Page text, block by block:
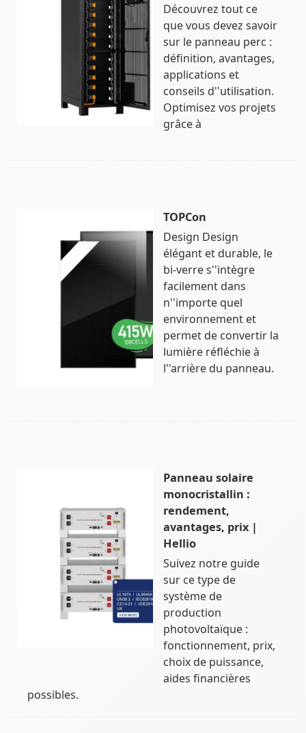
Découvrez tout ce
que vous devez savoir
sur le panneau perc :
définition, avantages,
applications et
conseils d''utilisation.
Optimisez vos projets
grâce à
TOPCon
Design Design
élégant et durable, le
bi-verre s''intègre
facilement dans
n''importe quel
environnement et
permet de convertir la
lumière réfléchie à
l''arrière du panneau.
Panneau solaire
monocristallin :
rendement,
avantages, prix |
Hellio
Suivez notre guide
sur ce type de
système de
production
photovoltaïque :
fonctionnement, prix,
choix de puissance,
aides financières
possibles.